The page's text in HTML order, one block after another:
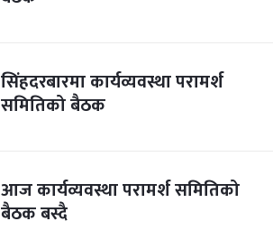
सिंहदरबारमा कार्यव्यवस्था परामर्श
समितिको बैठक
आज कार्यव्यवस्था परामर्श समितिको
बैठक बस्दै